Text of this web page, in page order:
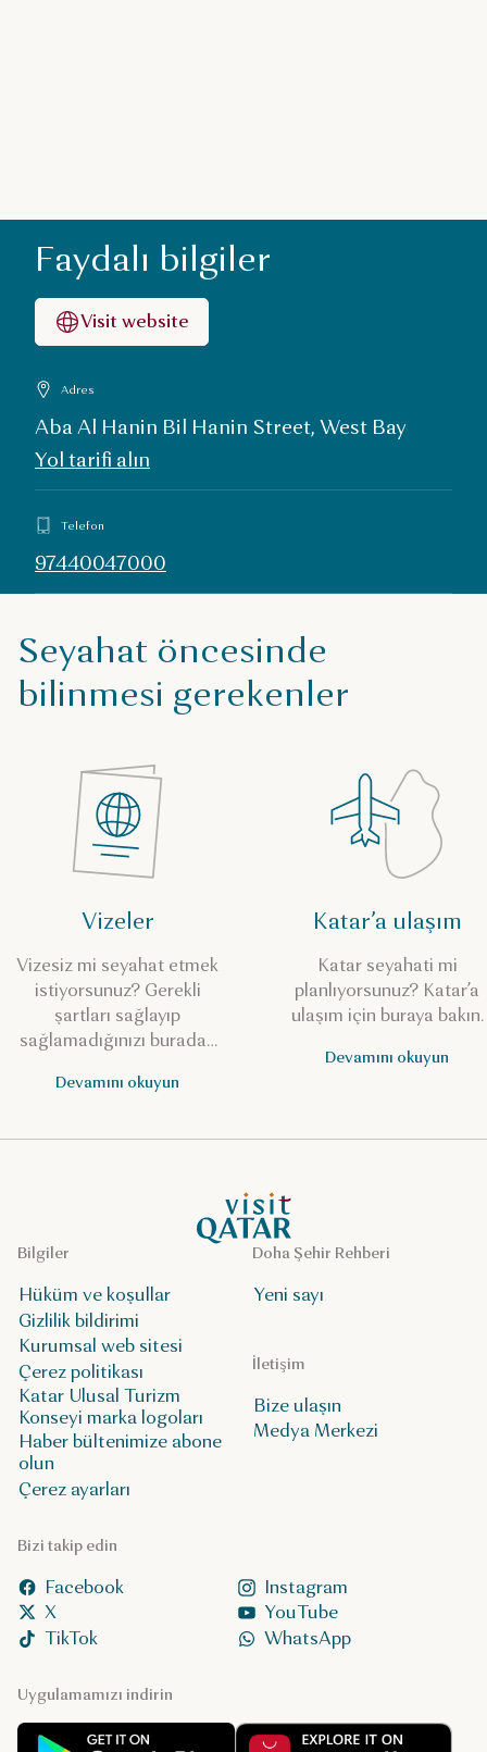
Faydalı bilgiler
Visit website
Adres
Aba Al Hanin Bil Hanin Street, West Bay
Yol tarifi alın
Telefon
97440047000
Seyahat öncesinde
bilinmesi gerekenler
Vizeler
Vizesiz mi seyahat etmek
istiyorsunuz? Gerekli
şartları sağlayıp
sağlamadığınızı buradan
Devamını okuyun
Katar’a ulaşım
Katar seyahati mi
planlıyorsunuz? Katar’a
ulaşım için buraya bakın.
Devamını okuyun
VisitQatar Ana Sayfası
Uygulamamızı indirin
Doha Şehir Rehberi
Yeni sayı
Bizi takip edin
Facebook
Instagram
X
YouTube
TikTok
WhatsApp
İletişim
Bize ulaşın
Medya Merkezi
Bilgiler
Hüküm ve koşullar
Gizlilik bildirimi
Kurumsal web sitesi
Çerez politikası
Katar Ulusal Turizm
Konseyi marka logoları
Haber bültenimize abone
olun
Çerez ayarları